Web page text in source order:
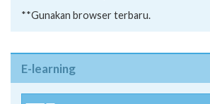
**Gunakan browser terbaru.
E-learning